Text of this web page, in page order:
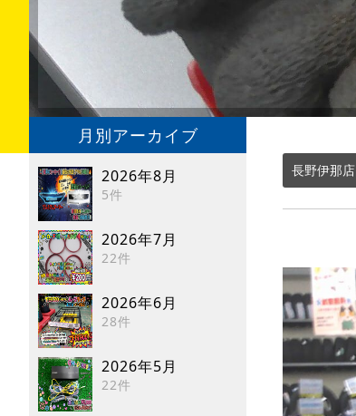
月別アーカイブ
2026年8月
5件
2026年7月
22件
2026年6月
28件
2026年5月
22件
長野伊那店